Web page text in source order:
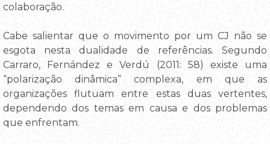
colaboração.
Cabe salientar que o movimento por um CJ não se
esgota nesta dualidade de referências. Segundo
Carraro, Fernández e Verdú (2011: 58) existe uma
“polarização dinâmica” complexa, em que as
organizações flutuam entre estas duas vertentes,
dependendo dos temas em causa e dos problemas
que enfrentam.